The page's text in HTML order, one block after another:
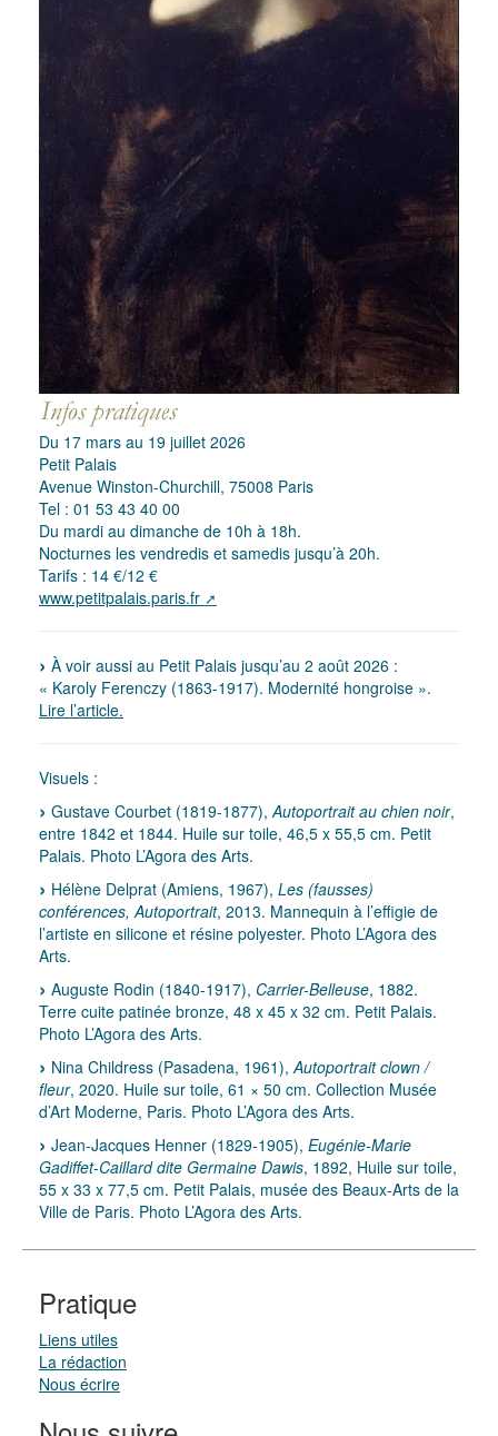
Du 17 mars au 19 juillet 2026
Petit Palais
Avenue Winston-Churchill, 75008 Paris
Tel : 01 53 43 40 00
Du mardi au dimanche de 10h à 18h.
Nocturnes les vendredis et samedis jusqu’à 20h.
Tarifs : 14 €/12 €
www.petitpalais.paris.fr
À voir aussi au Petit Palais jusqu’au 2 août 2026 :
« Karoly Ferenczy (1863-1917). Modernité hongroise ».
Lire l’article.
Visuels :
Gustave Courbet (1819-1877),Autoportrait au chien noir,
entre 1842 et 1844. Huile sur toile, 46,5 x 55,5 cm. Petit
Palais. Photo L’Agora des Arts.
Hélène Delprat (Amiens, 1967), Les (fausses)
conférences, Autoportrait, 2013. Mannequin à l’effigie de
l’artiste en silicone et résine polyester. Photo L’Agora des
Arts.
Auguste Rodin (1840-1917), Carrier-Belleuse, 1882.
Terre cuite patinée bronze, 48 x 45 x 32 cm. Petit Palais.
Photo L’Agora des Arts.
Nina Childress (Pasadena, 1961),Autoportrait clown /
fleur, 2020. Huile sur toile, 61 × 50 cm. Collection Musée
d’Art Moderne, Paris. Photo L’Agora des Arts.
Jean-Jacques Henner (1829-1905), Eugénie-Marie
Gadiffet-Caillard dite Germaine Dawis, 1892, Huile sur toile,
55 x 33 x 77,5 cm. Petit Palais, musée des Beaux-Arts de la
Ville de Paris. Photo L’Agora des Arts.
Pratique
Liens utiles
La rédaction
Nous écrire